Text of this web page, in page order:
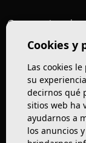
Comprar Locales
Cartera Privada
Inmo Olaya
Cookies y
Las cookies
su
decirnos qué
sitios web ha
ayudarnos a
los anuncios